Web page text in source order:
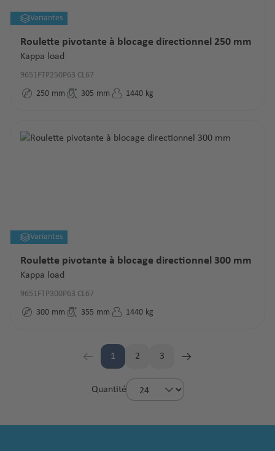
Variantes
Roulette pivotante à blocage directionnel 250 mm
Kappa load
9651FTP250P63 CL67
250 mm 305 mm 1440 kg
Variantes
Roulette pivotante à blocage directionnel 300 mm
Kappa load
9651FTP300P63 CL67
300 mm 355 mm 1440 kg
Page
1 2 3
Quantité